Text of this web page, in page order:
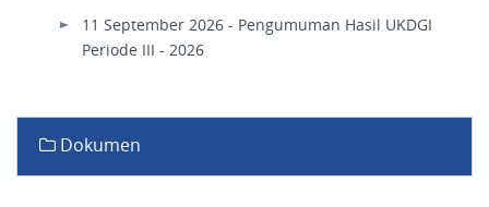
11 September 2026 - Pengumuman Hasil UKDGI
Periode III - 2026
Dokumen